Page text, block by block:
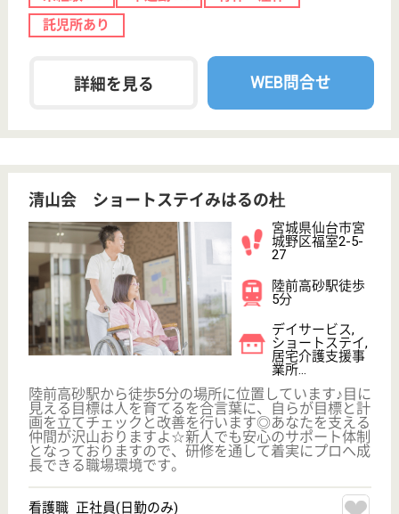
サイトマップ 利用規約
プライバシーポリシー 運営会社
採用ご担当者様へ お知らせ
看護師の求人・転職なら
『クリックジョブ看護』